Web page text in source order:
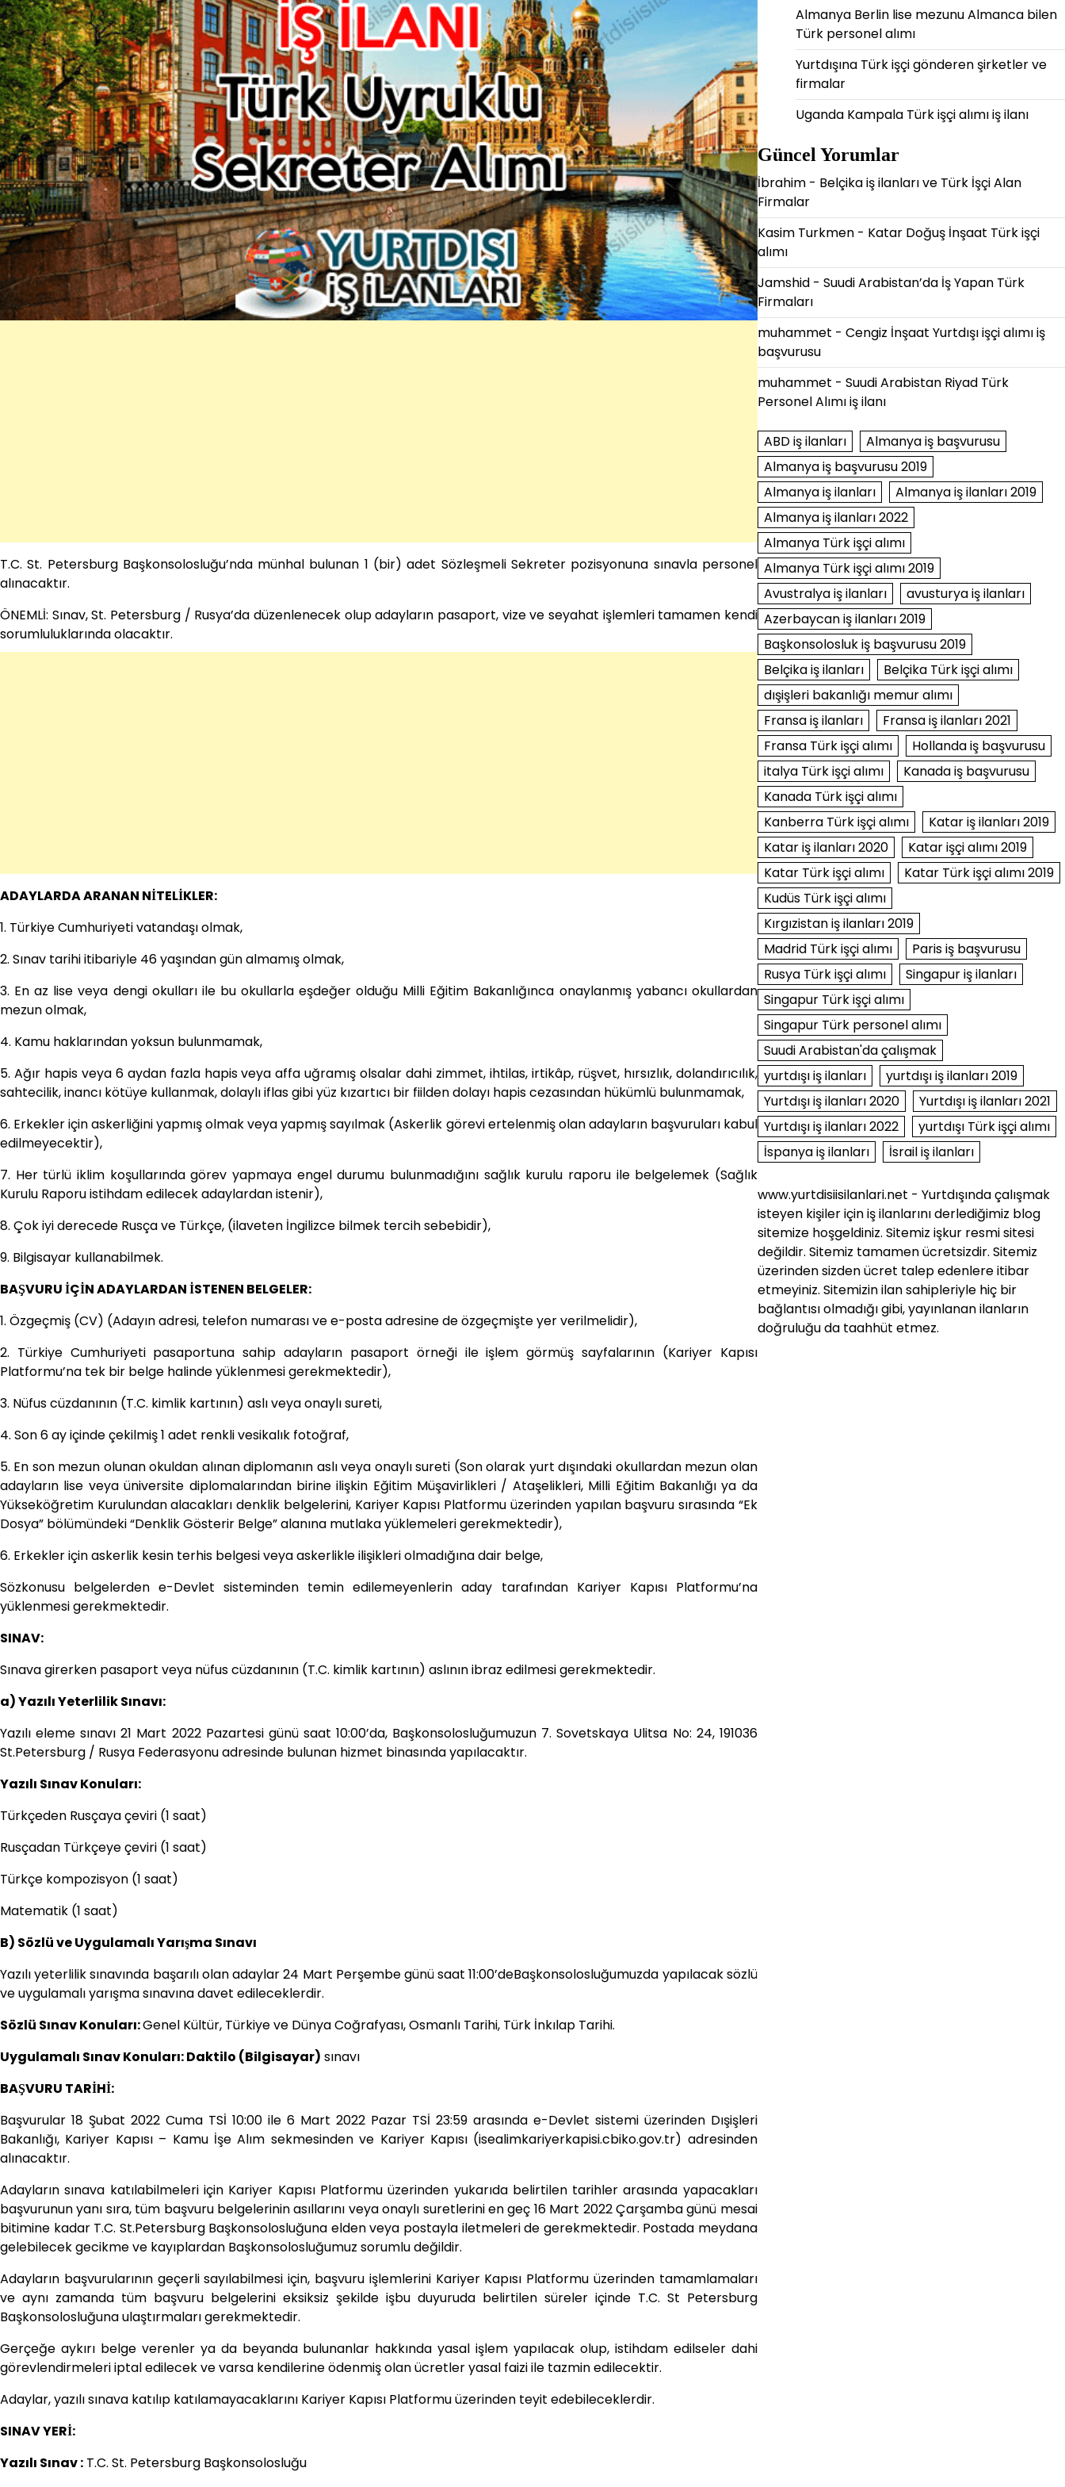
T.C. St. Petersburg Başkonsolosluğu’nda münhal bulunan 1 (bir) adet Sözleşmeli Sekreter pozisyonuna sınavla personel
alınacaktır.
ÖNEMLİ: Sınav, St. Petersburg / Rusya’da düzenlenecek olup adayların pasaport, vize ve seyahat işlemleri tamamen kendi
sorumluluklarında olacaktır.
ADAYLARDA ARANAN NİTELİKLER:
1. Türkiye Cumhuriyeti vatandaşı olmak,
2. Sınav tarihi itibariyle 46 yaşından gün almamış olmak,
3. En az lise veya dengi okulları ile bu okullarla eşdeğer olduğu Milli Eğitim Bakanlığınca onaylanmış yabancı okullardan
mezun olmak,
4. Kamu haklarından yoksun bulunmamak,
5. Ağır hapis veya 6 aydan fazla hapis veya affa uğramış olsalar dahi zimmet, ihtilas, irtikâp, rüşvet, hırsızlık, dolandırıcılık,
sahtecilik, inancı kötüye kullanmak, dolaylı iflas gibi yüz kızartıcı bir fiilden dolayı hapis cezasından hükümlü bulunmamak,
6. Erkekler için askerliğini yapmış olmak veya yapmış sayılmak (Askerlik görevi ertelenmiş olan adayların başvuruları kabul
edilmeyecektir),
7. Her türlü iklim koşullarında görev yapmaya engel durumu bulunmadığını sağlık kurulu raporu ile belgelemek (Sağlık
Kurulu Raporu istihdam edilecek adaylardan istenir),
8. Çok iyi derecede Rusça ve Türkçe, (ilaveten İngilizce bilmek tercih sebebidir),
9. Bilgisayar kullanabilmek.
BAŞVURU İÇİN ADAYLARDAN İSTENEN BELGELER:
1. Özgeçmiş (CV) (Adayın adresi, telefon numarası ve e-posta adresine de özgeçmişte yer verilmelidir),
2. Türkiye Cumhuriyeti pasaportuna sahip adayların pasaport örneği ile işlem görmüş sayfalarının (Kariyer Kapısı
Platformu’na tek bir belge halinde yüklenmesi gerekmektedir),
3. Nüfus cüzdanının (T.C. kimlik kartının) aslı veya onaylı sureti,
4. Son 6 ay içinde çekilmiş 1 adet renkli vesikalık fotoğraf,
5. En son mezun olunan okuldan alınan diplomanın aslı veya onaylı sureti (Son olarak yurt dışındaki okullardan mezun olan
adayların lise veya üniversite diplomalarından birine ilişkin Eğitim Müşavirlikleri / Ataşelikleri, Milli Eğitim Bakanlığı ya da
Yükseköğretim Kurulundan alacakları denklik belgelerini, Kariyer Kapısı Platformu üzerinden yapılan başvuru sırasında “Ek
Dosya” bölümündeki “Denklik Gösterir Belge” alanına mutlaka yüklemeleri gerekmektedir),
6. Erkekler için askerlik kesin terhis belgesi veya askerlikle ilişikleri olmadığına dair belge,
Sözkonusu belgelerden e-Devlet sisteminden temin edilemeyenlerin aday tarafından Kariyer Kapısı Platformu’na
yüklenmesi gerekmektedir.
SINAV:
Sınava girerken pasaport veya nüfus cüzdanının (T.C. kimlik kartının) aslının ibraz edilmesi gerekmektedir.
a) Yazılı Yeterlilik Sınavı:
Yazılı eleme sınavı 21 Mart 2022 Pazartesi günü saat 10:00’da, Başkonsolosluğumuzun 7. Sovetskaya Ulitsa No: 24, 191036
St.Petersburg / Rusya Federasyonu adresinde bulunan hizmet binasında yapılacaktır.
Yazılı Sınav Konuları:
Türkçeden Rusçaya çeviri (1 saat)
Rusçadan Türkçeye çeviri (1 saat)
Türkçe kompozisyon (1 saat)
Matematik (1 saat)
B) Sözlü ve Uygulamalı Yarışma Sınavı
Yazılı yeterlilik sınavında başarılı olan adaylar 24 Mart Perşembe günü saat 11:00’deBaşkonsolosluğumuzda yapılacak sözlü
ve uygulamalı yarışma sınavına davet edileceklerdir.
Sözlü Sınav Konuları:Genel Kültür, Türkiye ve Dünya Coğrafyası, Osmanlı Tarihi, Türk İnkılap Tarihi.
Uygulamalı Sınav Konuları: Daktilo (Bilgisayar) sınavı
BAŞVURU TARİHİ:
Başvurular 18 Şubat 2022 Cuma TSİ 10:00 ile 6 Mart 2022 Pazar TSİ 23:59 arasında e-Devlet sistemi üzerinden Dışişleri
Bakanlığı, Kariyer Kapısı – Kamu İşe Alım sekmesinden ve Kariyer Kapısı (isealimkariyerkapisi.cbiko.gov.tr) adresinden
alınacaktır.
Adayların sınava katılabilmeleri için Kariyer Kapısı Platformu üzerinden yukarıda belirtilen tarihler arasında yapacakları
başvurunun yanı sıra, tüm başvuru belgelerinin asıllarını veya onaylı suretlerini en geç 16 Mart 2022 Çarşamba günü mesai
bitimine kadar T.C. St.Petersburg Başkonsolosluğuna elden veya postayla iletmeleri de gerekmektedir. Postada meydana
gelebilecek gecikme ve kayıplardan Başkonsolosluğumuz sorumlu değildir.
Adayların başvurularının geçerli sayılabilmesi için, başvuru işlemlerini Kariyer Kapısı Platformu üzerinden tamamlamaları
ve aynı zamanda tüm başvuru belgelerini eksiksiz şekilde işbu duyuruda belirtilen süreler içinde T.C. St Petersburg
Başkonsolosluğuna ulaştırmaları gerekmektedir.
Gerçeğe aykırı belge verenler ya da beyanda bulunanlar hakkında yasal işlem yapılacak olup, istihdam edilseler dahi
görevlendirmeleri iptal edilecek ve varsa kendilerine ödenmiş olan ücretler yasal faizi ile tazmin edilecektir.
Adaylar, yazılı sınava katılıp katılamayacaklarını Kariyer Kapısı Platformu üzerinden teyit edebileceklerdir.
SINAV YERİ:
Yazılı Sınav : T.C. St. Petersburg Başkonsolosluğu
Almanya Berlin lise mezunu Almanca bilen
Türk personel alımı
Yurtdışına Türk işçi gönderen şirketler ve
firmalar
Uganda Kampala Türk işçi alımı iş ilanı
Güncel Yorumlar
İbrahim- Belçika iş ilanları ve Türk İşçi Alan
Firmalar
Kasim Turkmen- Katar Doğuş İnşaat Türk işçi
alımı
Jamshid- Suudi Arabistan’da İş Yapan Türk
Firmaları
muhammet - Cengiz İnşaat Yurtdışı işçi alımı iş
başvurusu
muhammet - Suudi Arabistan Riyad Türk
Personel Alımı iş ilanı
ABD iş ilanları
Almanya iş başvurusu
Almanya iş başvurusu 2019
Almanya iş ilanları
Almanya iş ilanları 2019
Almanya iş ilanları 2022
Almanya Türk işçi alımı
Almanya Türk işçi alımı 2019
Avustralya iş ilanları
avusturya iş ilanları
Azerbaycan iş ilanları 2019
Başkonsolosluk iş başvurusu 2019
Belçika iş ilanları
Belçika Türk işçi alımı
dışişleri bakanlığı memur alımı
Fransa iş ilanları
Fransa iş ilanları 2021
Fransa Türk işçi alımı
Hollanda iş başvurusu
italya Türk işçi alımı
Kanada iş başvurusu
Kanada Türk işçi alımı
Kanberra Türk işçi alımı
Katar iş ilanları 2019
Katar iş ilanları 2020
Katar işçi alımı 2019
Katar Türk işçi alımı
Katar Türk işçi alımı 2019
Kudüs Türk işçi alımı
Kırgızistan iş ilanları 2019
Madrid Türk işçi alımı
Paris iş başvurusu
Rusya Türk işçi alımı
Singapur iş ilanları
Singapur Türk işçi alımı
Singapur Türk personel alımı
Suudi Arabistan'da çalışmak
yurtdışı iş ilanları
yurtdışı iş ilanları 2019
Yurtdışı iş ilanları 2020
Yurtdışı iş ilanları 2021
Yurtdışı iş ilanları 2022
yurtdışı Türk işçi alımı
İspanya iş ilanları
İsrail iş ilanları
www.yurtdisiisilanlari.net - Yurtdışında çalışmak
isteyen kişiler için iş ilanlarını derlediğimiz blog
sitemize hoşgeldiniz. Sitemiz işkur resmi sitesi
değildir. Sitemiz tamamen ücretsizdir. Sitemiz
üzerinden sizden ücret talep edenlere itibar
etmeyiniz. Sitemizin ilan sahipleriyle hiç bir
bağlantısı olmadığı gibi, yayınlanan ilanların
doğruluğu da taahhüt etmez.